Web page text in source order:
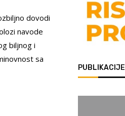
dovodi
navode
biljnog i
sa
PUBLIKACIJE